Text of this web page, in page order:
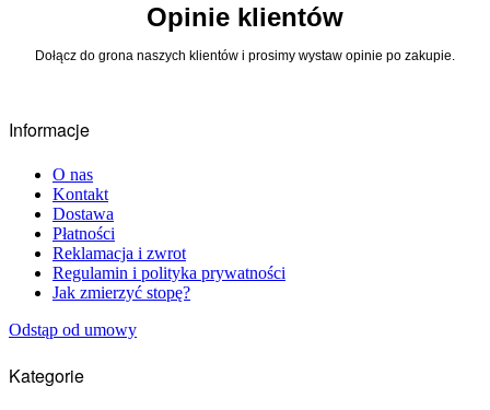
Opinie klientów
Dołącz do grona naszych klientów i prosimy wystaw opinie po zakupie.
Informacje
O nas
Kontakt
Dostawa
Płatności
Reklamacja i zwrot
Regulamin i polityka prywatności
Jak zmierzyć stopę?
Odstąp od umowy
Kategorie